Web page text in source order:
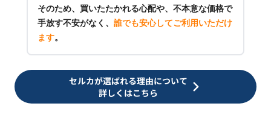
そのため、買いたたかれる心配や、不本意な価格で
手放す不安がなく、 誰でも安心してご利用いただけ
ます。
セルカが選ばれる理由について
詳しくはこちら